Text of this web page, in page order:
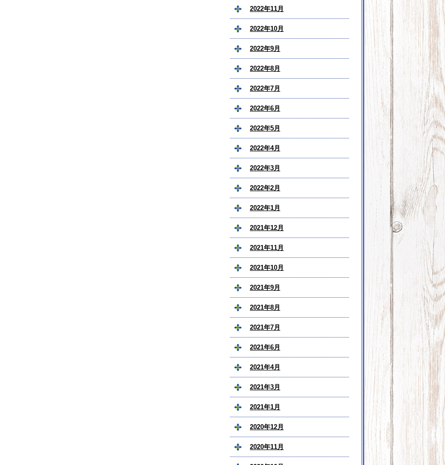
2022年11月
2022年10月
2022年9月
2022年8月
2022年7月
2022年6月
2022年5月
2022年4月
2022年3月
2022年2月
2022年1月
2021年12月
2021年11月
2021年10月
2021年9月
2021年8月
2021年7月
2021年6月
2021年4月
2021年3月
2021年1月
2020年12月
2020年11月